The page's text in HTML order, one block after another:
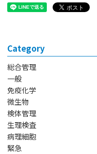
Category
総合管理
一般
免疫化学
微生物
検体管理
生理検査
病理細胞
緊急